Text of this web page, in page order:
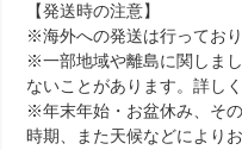
【発送時の注意】
※海外への発送は行っており
※一部地域や離島に関しま
ないことがあります。詳し
※年末年始・お盆休み、そ
時期、また天候などにより